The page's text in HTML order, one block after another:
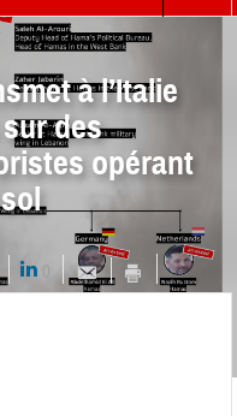
attaquez, notre riposte sera
à l’Italie
des
opérant